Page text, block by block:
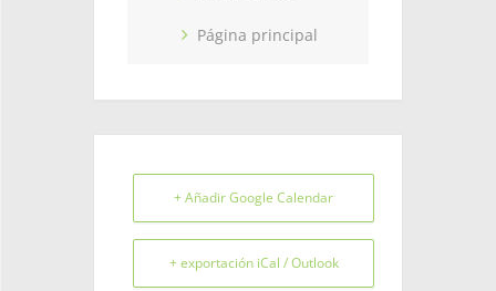
Página principal
+ Añadir Google Calendar
+ exportación iCal / Outlook